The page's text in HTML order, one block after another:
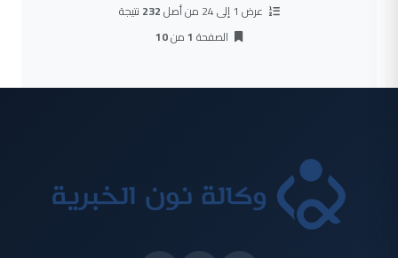
عرض 1 إلى 24 من أصل 232 نتيجة
الصفحة 1من10